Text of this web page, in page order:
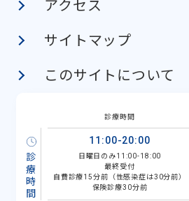
アクセス
サイトマップ
このサイトについて
診療時間
診療時間
11:00-20:00
日曜日のみ11:00-18:00
最終受付
自費診療15分前（性感染症は30分前）
保険診療30分前